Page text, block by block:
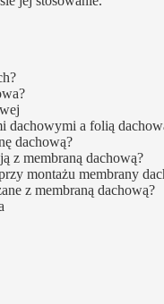
dachowymi a folią
dachową?
z membraną dachową?
montażu membrany
z membraną dachową?